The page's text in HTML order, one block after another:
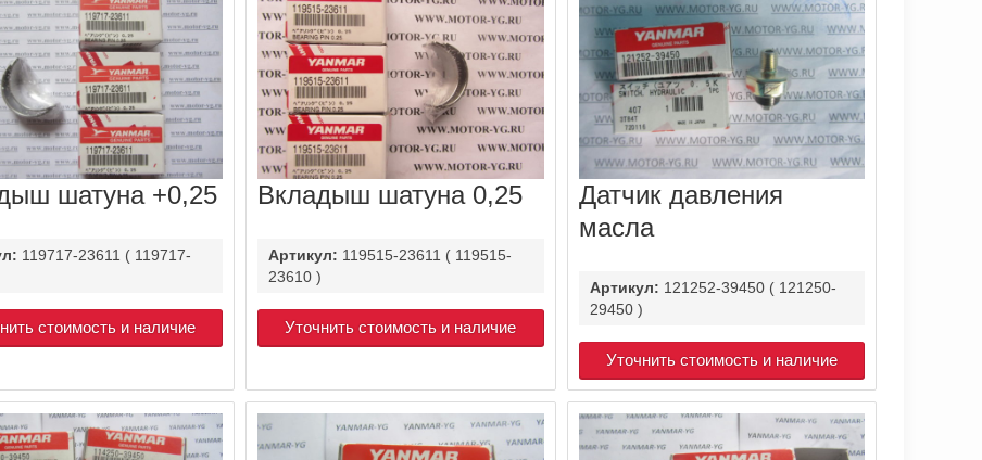
шатуна +0,25
119717-23611 ( 119717-
стоимость и наличие
Вкладыш шатуна 0,25
Артикул: 119515-23611 ( 119515-
23610 )
Уточнить стоимость и наличие
Датчик давления
масла
Артикул: 121252-39450 ( 121250-
29450 )
Уточнить стоимость и наличие